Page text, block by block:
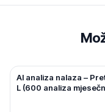
AI analiza nalaza –
L (600 analiza